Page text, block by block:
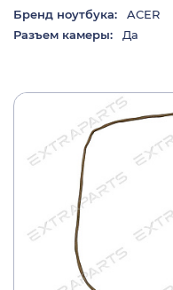
Бренд ноутбука: ACER
Разъем камеры:
Да